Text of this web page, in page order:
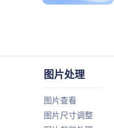
图片处理
图片查看
图片尺寸调整